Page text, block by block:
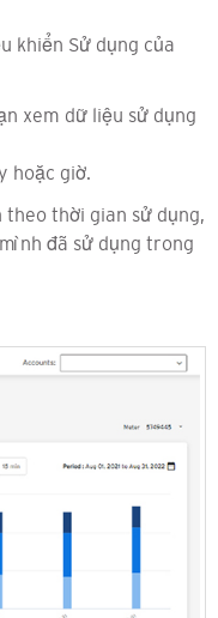
khiển Sử dụng của
xem dữ liệu sử dụng
hoặc giờ.
theo thời gian sử dụng,
đã sử dụng trong